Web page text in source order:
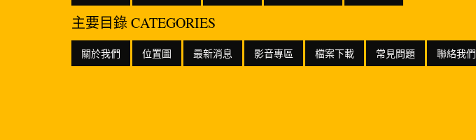
主要目錄 CATEGORIES
關於我們 位置圖 最新消息 影音專區 檔案下載 常見問題 聯絡我們